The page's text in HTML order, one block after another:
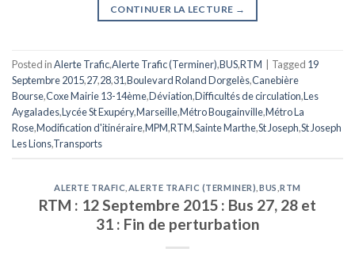
CONTINUER LA LECTURE →
Posted inAlerte Trafic,Alerte Trafic (Terminer),BUS,RTM Tagged 19
Septembre 2015,27,28,31,Boulevard Roland Dorgelès,Canebière
Bourse,Coxe Mairie 13-14ème,Déviation,Difficultés de circulation,Les
Aygalades,Lycée St Exupéry,Marseille,Métro Bougainville,Métro La
Rose,Modification d'itinéraire,MPM,RTM,Sainte Marthe,St Joseph,St Joseph
Les Lions,Transports
ALERTE TRAFIC ALERTE TRAFIC (TERMINER) BUS ,RTM
RTM : 12 Septembre 2015 : Bus 27, 28 et
31 : Fin de perturbation